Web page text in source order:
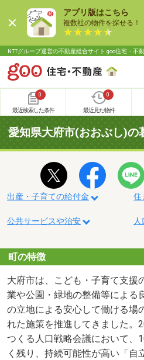
アプリ版はこちら
複数社の物件を探せる！
NTTグループ運営の不動産総合サイト goo住宅・不
0
最近検索した条件
0
最近見た物件
愛知県大府市(おおぶし)の
出産・子育ての給付金 住
公共サービスや治安
町の特徴
大府市は、こども・子育て支援
業や公園・緑地の整備等による
の立地による安心して働ける場
れた施策を推進してきました。
つくる人口戦略会議において、
く残り、持続可能性が高い「自